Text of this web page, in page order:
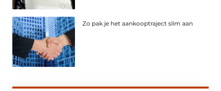
Zo pak je het aankooptraject slim aan